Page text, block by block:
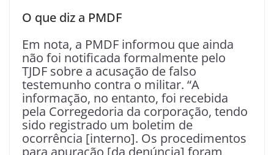
O que diz a PMDF
Em nota, a PMDF informou que ainda
não foi notificada formalmente pelo
TJDF sobre a acusação de falso
testemunho contra o militar. “A
informação, no entanto, foi recebida
pela Corregedoria da corporação, tendo
sido registrado um boletim de
ocorrência [interno]. Os procedimentos
para apuração [da denúncia] foram